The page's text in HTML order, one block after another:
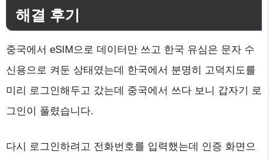
해결 후기
중국에서 eSIM으로 데이터만 쓰고 한국 유심은 문자 수
신용으로 켜둔 상태였는데 한국에서 분명히 고덕지도를
미리 로그인해두고 갔는데 중국에서 쓰다 보니 갑자기 로
그인이 풀렸습니다.
다시 로그인하려고 전화번호를 입력했는데 인증 화면으